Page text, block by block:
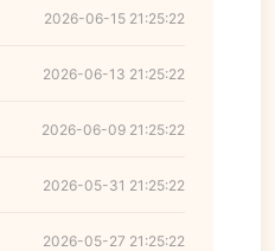
2026-06-15 21:25:22
2026-06-13 21:25:22
2026-06-09 21:25:22
2026-05-31 21:25:22
2026-05-27 21:25:22